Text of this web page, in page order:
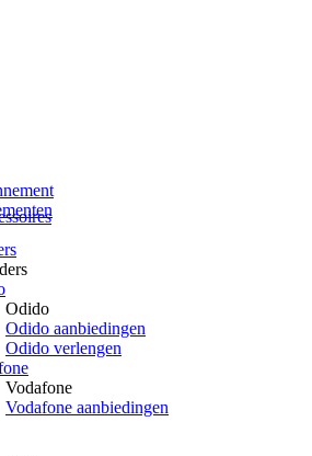
Odido
Odido aanbiedingen
Odido verlengen
Vodafone
Vodafone aanbiedingen